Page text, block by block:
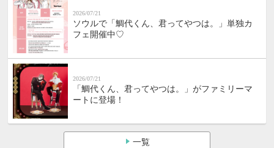
2026/07/21
ソウルで「鯛代くん、君ってやつは。」単独カ
フェ開催中♡
2026/07/21
「鯛代くん、君ってやつは。」がファミリーマ
ートに登場！
一覧